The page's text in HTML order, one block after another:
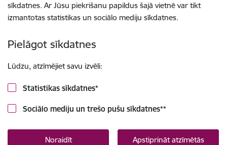
sīkdatnes. Ar Jūsu piekrišanu papildus šajā vietnē var tikt
izmantotas statistikas un sociālo mediju sīkdatnes.
Pielāgot sīkdatnes
Lūdzu, atzīmējiet savu izvēli:
Statistikas sīkdatnes*
Sociālo mediju un trešo pušu sīkdatnes**
Noraidīt Apstiprināt atzīmētās